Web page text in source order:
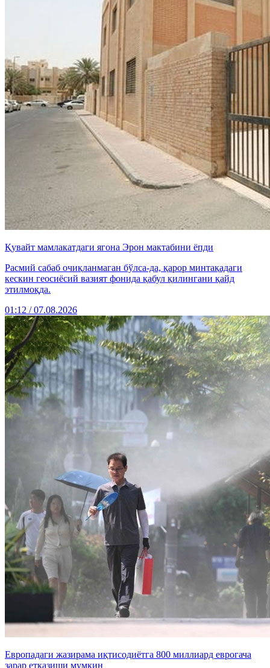
Қувайт мамлакатдаги ягона Эрон мактабини ёпди
Расмий сабаб очиқланмаган бўлса-да, қарор минтақадаги
кескин геосиёсий вазият фонида қабул қилингани қайд
этилмоқда.
01:12 / 07.08.2026
Европадаги жазирама иқтисодиётга 800 миллиард еврогача
зарар етказиши мумкин